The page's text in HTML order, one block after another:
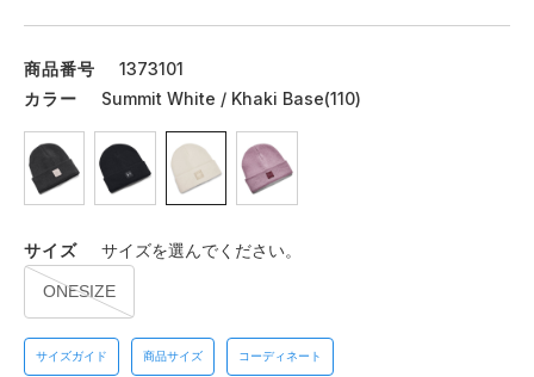
商品番号
1373101
カラー
Summit White / Khaki Base(110)
サイズ サイズを選んでください。
ONESIZE
サイズガイド 商品サイズ コーディネート